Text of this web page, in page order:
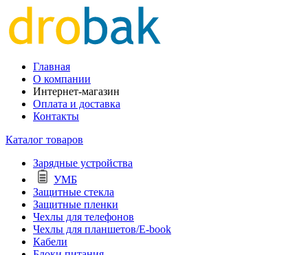
Главная
О компании
Интернет-магазин
Оплата и доставка
Контакты
Каталог товаров
Зарядные устройства
УМБ
Защитные стекла
Защитные пленки
Чехлы для телефонов
Чехлы для планшетов/E-book
Кабели